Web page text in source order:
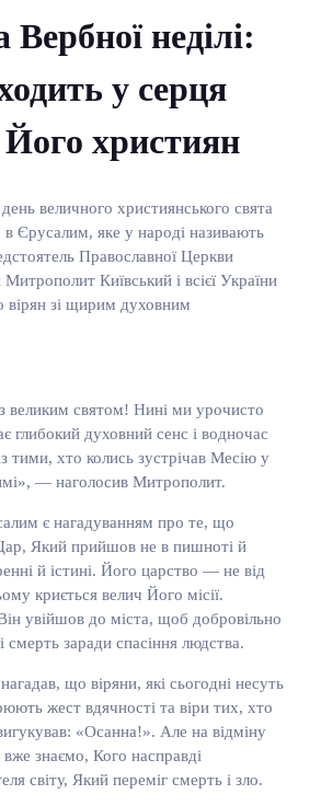
неділі:
у серця
християн
величного християнського свята
Єрусалим, яке у народі називають
Православної Церкви
Київський і всієї України
вірян зі щирим духовним
великим святом! Нині ми урочисто
глибокий духовний сенс і водночас
тими, хто колись зустрічав Месію у
— наголосив Митрополит.
є нагадуванням про те, що
Який прийшов не в пишноті й
й істині. Його царство — не від
криється велич Його місії.
увійшов до міста, щоб добровільно
заради спасіння людства.
що віряни, які сьогодні несуть
жест вдячності та віри тих, хто
«Осанна!». Але на відміну
знаємо, Кого насправді
світу, Який переміг смерть і зло.